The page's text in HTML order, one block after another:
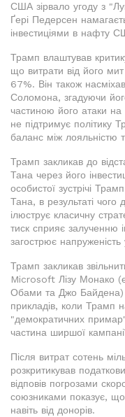
США зірвало угоду з
Ґері Педерсен
інвестиціями в нафту
Трамп влаштував
що витрати від його
67%. Він також
Соломона, згадуючи
частиною його атаки на
не підтримує політику
баланс між лояльністю
Трамп закликав до
Тана через його
особистої зустрічі
Тана, в результаті
ілюструє класичну
тиск сприяє залученню
загострює
Трамп закликав
Microsoft Лізу Монако
Обами та Джо Байдена)
прикладів, коли Трамп
"демократичних
частина ширшої
Після витрат сотень
розкритикував
відповів погрозами
союзниками показує,
навіть від донорів.